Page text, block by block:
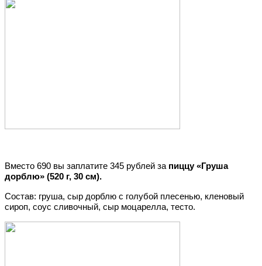
Вместо 690 вы заплатите 345 рублей за пиццу «Груша
дорблю» (520 г, 30 см).
Состав: груша, сыр дорблю с голубой плесенью, кленовый
сироп, соус сливочный, сыр моцарелла, тесто.